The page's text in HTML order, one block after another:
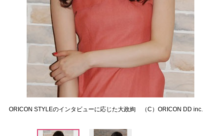
ORICON STYLEのインタビューに応じた大政絢 （C）ORICON DD inc.